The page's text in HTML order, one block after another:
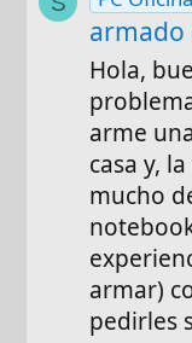
armado
Hola,
arme
casa y,
mucho
armar)
pedirles